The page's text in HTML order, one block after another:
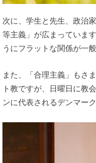
次に、学生と先生、政治
等主義」が広まっていま
うにフラットな関係が一般
また、「合理主義」もさ
ト教ですが、日曜日に教
ンに代表されるデンマー